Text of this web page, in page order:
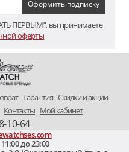
ПЕРВЫМ”, вы принимаете
оферты
Гарантия Скидки и акции
Контакты Мой кабинет
10-64
до 23:00